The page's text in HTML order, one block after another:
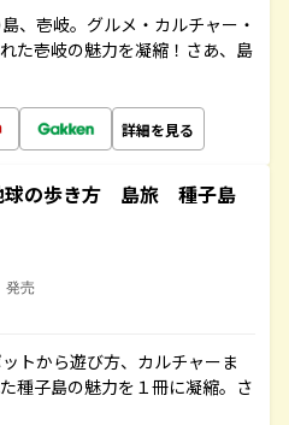
、壱岐。グルメ・カルチャー・
た壱岐の魅力を凝縮！さあ、島
詳細を見る
の歩き方 島旅 種子島
発売
トから遊び方、カルチャーま
種子島の魅力を１冊に凝縮。さ